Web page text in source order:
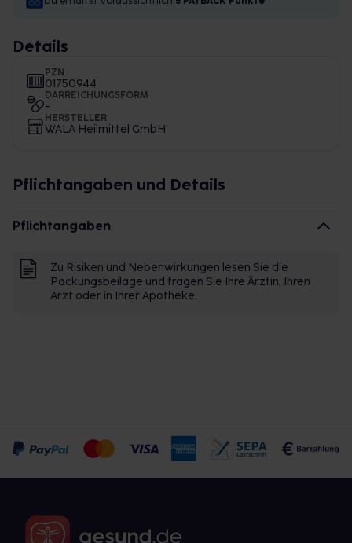
Details
PZN
01750944
DARREICHUNGSFORM
-
HERSTELLER
WALA Heilmittel GmbH
Pflichtangaben und Details
Pflichtangaben
Zu Risiken und Nebenwirkungen lesen Sie die
Packungsbeilage und fragen Sie Ihre Ärztin, Ihren
Arzt oder in Ihrer Apotheke.